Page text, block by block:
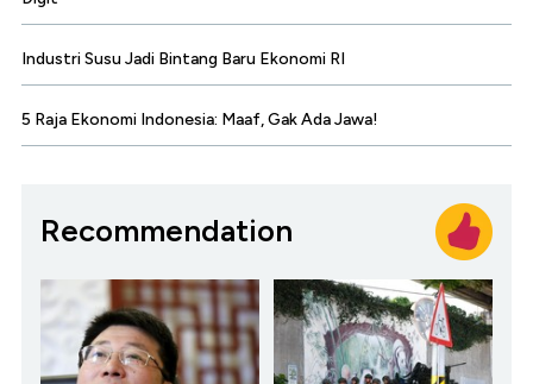
Industri Susu Jadi Bintang Baru Ekonomi RI
5 Raja Ekonomi Indonesia: Maaf, Gak Ada Jawa!
Recommendation